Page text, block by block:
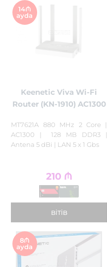
14₼
ayda
Keenetic Viva Wi-Fi
Router (KN-1910) AC1300
MT7621A 880 MHz 2 Core |
AC1300 | 128 MB DDR3 |
Antena 5 dBi | LAN 5 x 1 Gbs
210 ₼
BITIB
8₼
ayda